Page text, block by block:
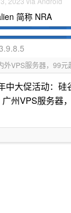
简称 NRA
外VPS服务器，99元
中大促活动：硅
州VPS服务器